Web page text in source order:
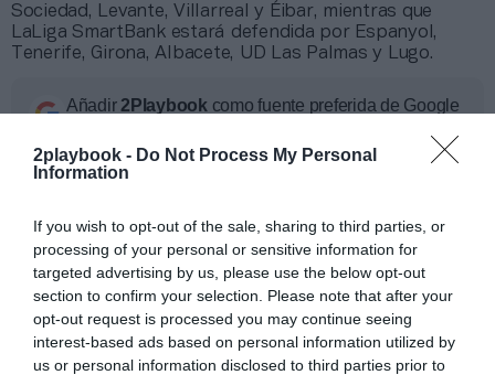
2playbook - Do Not Process My Personal
Information
If you wish to opt-out of the sale, sharing to third parties, or
processing of your personal or sensitive information for
targeted advertising by us, please use the below opt-out
section to confirm your selection. Please note that after your
opt-out request is processed you may continue seeing
interest-based ads based on personal information utilized by
us or personal information disclosed to third parties prior to
Índex
Sociedad, Levante, Villarreal y Éibar, mientras que
LaLiga SmartBank estará defendida por Espanyol,
Tenerife, Girona, Albacete, UD Las Palmas y Lugo.
Añadir2Playbook como fuente preferida de Google
Mantente informado con las últimas noticias de actualidad.
ACTIVAR AHORA
Compartir
Imprimir